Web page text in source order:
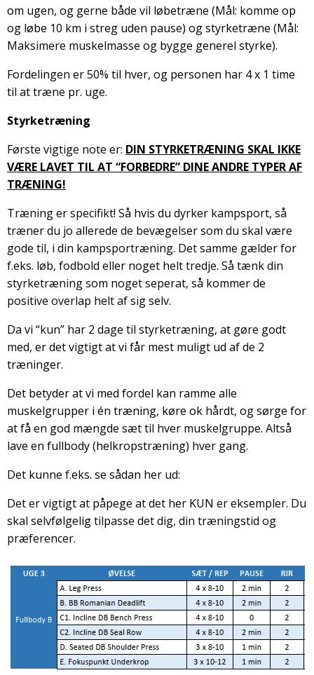
om ugen, og gerne både vil løbetræne (Mål: komme op
og løbe 10 km i streg uden pause) og styrketræne (Mål:
Maksimere muskelmasse og bygge generel styrke).
Fordelingen er 50% til hver, og personen har 4 x 1 time
til at træne pr. uge.
Styrketræning
Første vigtige note er: DIN STYRKETRÆNING SKAL IKKE
VÆRE LAVET TIL AT “FORBEDRE” DINE ANDRE TYPER AF
TRÆNING!
Træning er specifikt! Så hvis du dyrker kampsport, så
træner du jo allerede de bevægelser som du skal være
gode til, i din kampsportræning. Det samme gælder for
f.eks. løb, fodbold eller noget helt tredje. Så tænk din
styrketræning som noget seperat, så kommer de
positive overlap helt af sig selv.
Da vi “kun” har 2 dage til styrketræning, at gøre godt
med, er det vigtigt at vi får mest muligt ud af de 2
træninger.
Det betyder at vi med fordel kan ramme alle
muskelgrupper i én træning, køre ok hårdt, og sørge for
at få en god mængde sæt til hver muskelgruppe. Altså
lave en fullbody (helkropstræning) hver gang.
Det kunne f.eks. se sådan her ud:
Det er vigtigt at påpege at det her KUN er eksempler. Du
skal selvfølgelig tilpasse det dig, din træningstid og
præferencer.